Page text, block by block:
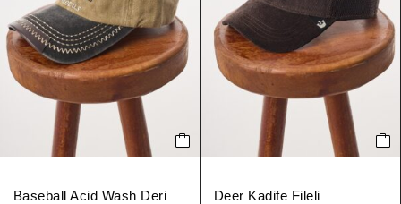
Baseball Acid Wash Deri
Deer Kadife Fileli